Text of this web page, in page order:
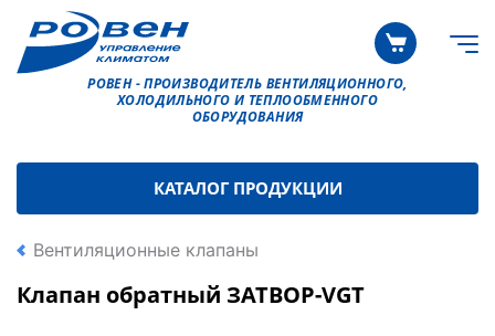
РОВЕН - ПРОИЗВОДИТЕЛЬ ВЕНТИЛЯЦИОННОГО,
ХОЛОДИЛЬНОГО И ТЕПЛООБМЕННОГО
ОБОРУДОВАНИЯ
КАТАЛОГ ПРОДУКЦИИ
Вентиляционные клапаны
Клапан обратный ЗАТВОР-VGT